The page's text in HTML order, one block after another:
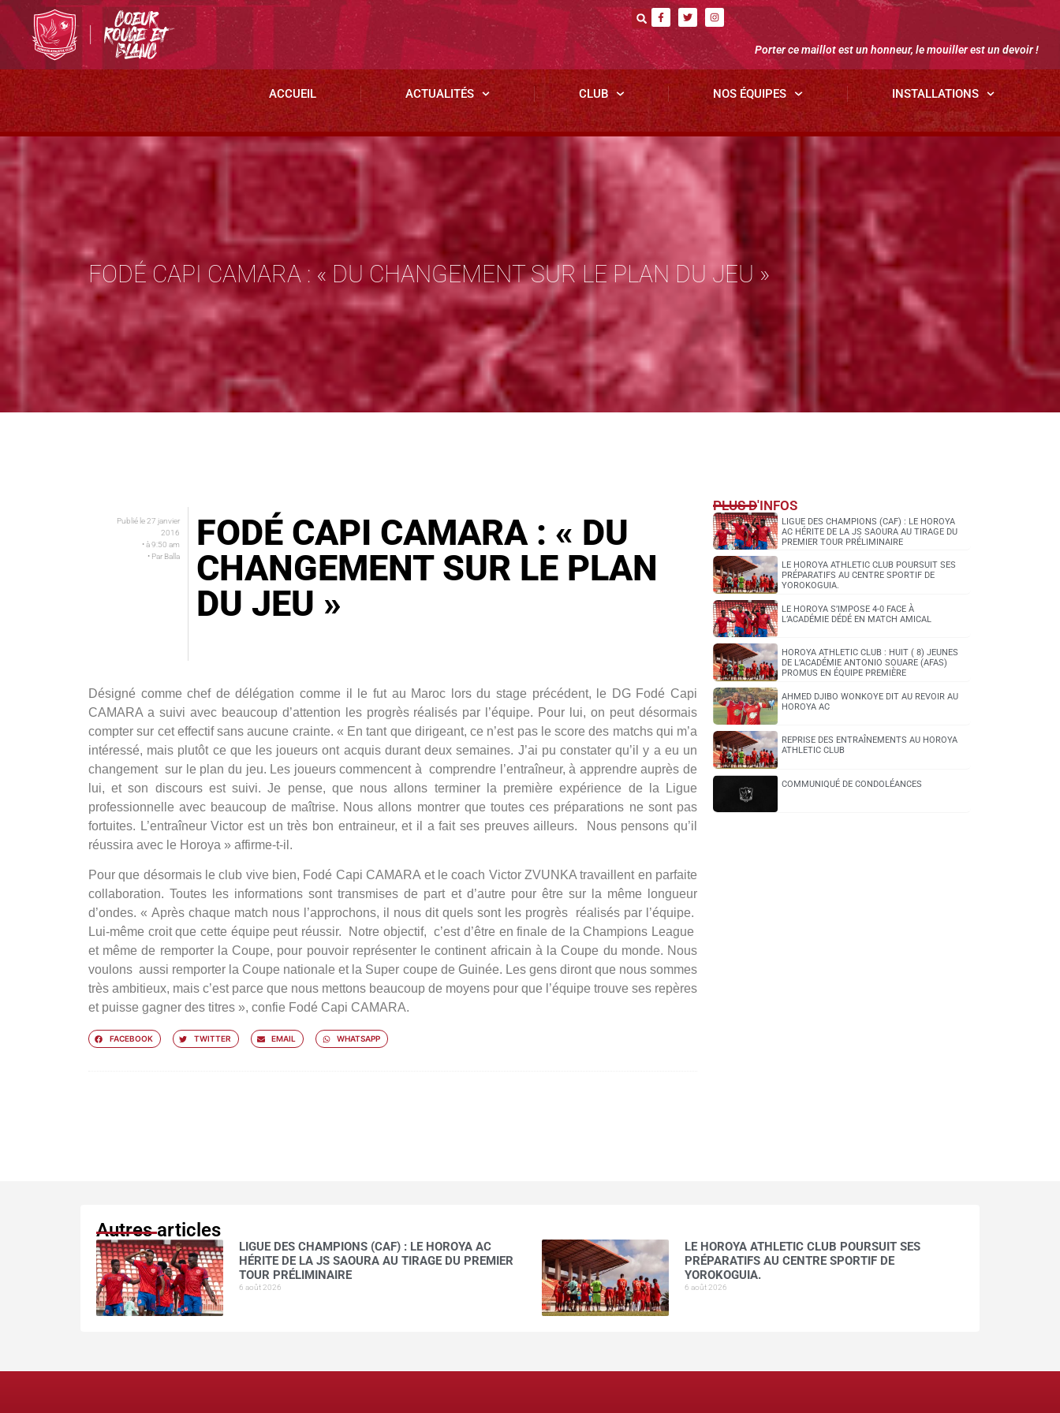
Porter ce maillot est un honneur, le mouiller est un devoir !
ACCUEIL ACTUALITÉS CLUB NOS ÉQUIPES INSTALLATIONS
FODÉ CAPI CAMARA : « DU CHANGEMENT SUR LE PLAN DU JEU »
Publié le27 janvier
2016
• à9:50 am
• ParBalla
FODÉ CAPI CAMARA : « DU
CHANGEMENT SUR LE PLAN
DU JEU »
Désigné comme chef de délégation comme il le fut au Maroc lors du stage précédent, le DG Fodé Capi
CAMARA a suivi avec beaucoup d’attention les progrès réalisés par l’équipe. Pour lui, on peut désormais
compter sur cet effectif sans aucune crainte. « En tant que dirigeant, ce n’est pas le score des matchs qui m’a
intéressé, mais plutôt ce que les joueurs ont acquis durant deux semaines. J’ai pu constater qu’il y a eu un
changement sur le plan du jeu. Les joueurs commencent à comprendre l’entraîneur, à apprendre auprès de
lui, et son discours est suivi. Je pense, que nous allons terminer la première expérience de la Ligue
professionnelle avec beaucoup de maîtrise. Nous allons montrer que toutes ces préparations ne sont pas
fortuites. L’entraîneur Victor est un très bon entraineur, et il a fait ses preuves ailleurs. Nous pensons qu’il
réussira avec le Horoya » affirme-t-il.
Pour que désormais le club vive bien, Fodé Capi CAMARA et le coach Victor ZVUNKA travaillent en parfaite
collaboration. Toutes les informations sont transmises de part et d’autre pour être sur la même longueur
d’ondes. « Après chaque match nous l’approchons, il nous dit quels sont les progrès réalisés par l’équipe.
Lui-même croit que cette équipe peut réussir. Notre objectif, c’est d’être en finale de la Champions League
et même de remporter la Coupe, pour pouvoir représenter le continent africain à la Coupe du monde. Nous
voulons aussi remporter la Coupe nationale et la Super coupe de Guinée. Les gens diront que nous sommes
très ambitieux, mais c’est parce que nous mettons beaucoup de moyens pour que l’équipe trouve ses repères
et puisse gagner des titres », confie Fodé Capi CAMARA.
FACEBOOK TWITTER EMAIL WHATSAPP
PLUS D'INFOS
LIGUE DES CHAMPIONS (CAF) : LE HOROYA
AC HÉRITE DE LA JS SAOURA AU TIRAGE DU
PREMIER TOUR PRÉLIMINAIRE
LE HOROYA ATHLETIC CLUB POURSUIT SES
PRÉPARATIFS AU CENTRE SPORTIF DE
YOROKOGUIA.
LE HOROYA S’IMPOSE 4-0 FACE À
L’ACADÉMIE DÉDÉ EN MATCH AMICAL
HOROYA ATHLETIC CLUB : HUIT ( 8) JEUNES
DE L’ACADÉMIE ANTONIO SOUARE (AFAS)
PROMUS EN ÉQUIPE PREMIÈRE
AHMED DJIBO WONKOYE DIT AU REVOIR AU
HOROYA AC
REPRISE DES ENTRAÎNEMENTS AU HOROYA
ATHLETIC CLUB
COMMUNIQUÉ DE CONDOLÉANCES
Autres articles
LIGUE DES CHAMPIONS (CAF) : LE HOROYA AC
HÉRITE DE LA JS SAOURA AU TIRAGE DU PREMIER
TOUR PRÉLIMINAIRE
6 août 2026
LE HOROYA ATHLETIC CLUB POURSUIT SES
PRÉPARATIFS AU CENTRE SPORTIF DE
YOROKOGUIA.
6 août 2026